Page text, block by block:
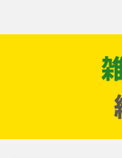
￥29,000